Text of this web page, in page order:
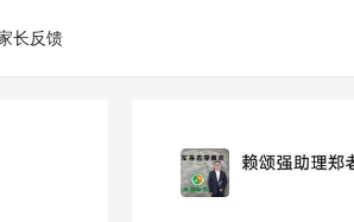
长反馈